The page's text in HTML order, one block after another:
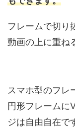
フレームで切り
動画の上に重ね
スマホ型のフレ
円形フレームに
ジは自由自在で